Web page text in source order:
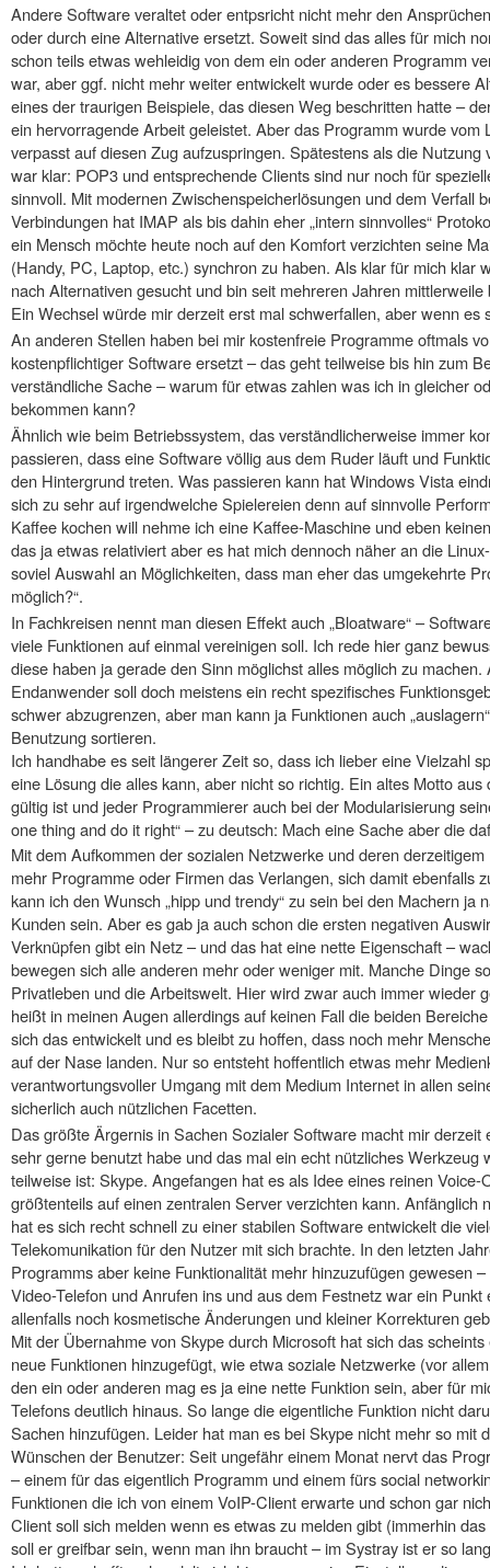
Andere Software veraltet oder entpsricht nicht mehr den
oder durch eine Alternative ersetzt. Soweit sind das alles für mich
schon teils etwas wehleidig von dem ein oder anderen Programm
war, aber ggf. nicht mehr weiter entwickelt wurde oder es bessere
eines der traurigen Beispiele, das diesen Weg beschritten hatte –
ein hervorragende Arbeit geleistet. Aber das Programm wurde vom
verpasst auf diesen Zug aufzuspringen. Spätestens als die
war klar: POP3 und entsprechende Clients sind nur noch für
sinnvoll. Mit modernen Zwischenspeicherlösungen und dem Verfall
Verbindungen hat IMAP als bis dahin eher „intern sinnvolles“
ein Mensch möchte heute noch auf den Komfort verzichten seine
(Handy, PC, Laptop, etc.) synchron zu haben. Als klar für mich klar
nach Alternativen gesucht und bin seit mehreren Jahren
Ein Wechsel würde mir derzeit erst mal schwerfallen, aber wenn es
An anderen Stellen haben bei mir kostenfreie Programme oftmals
kostenpflichtiger Software ersetzt – das geht teilweise bis hin zum
verständliche Sache – warum für etwas zahlen was ich in gleicher
bekommen kann?
Ähnlich wie beim Betriebssystem, das verständlicherweise immer
passieren, dass eine Software völlig aus dem Ruder läuft und
den Hintergrund treten. Was passieren kann hat Windows Vista
sich zu sehr auf irgendwelche Spielereien denn auf sinnvolle
Kaffee kochen will nehme ich eine Kaffee-Maschine und eben
das ja etwas relativiert aber es hat mich dennoch näher an die
soviel Auswahl an Möglichkeiten, dass man eher das umgekehrte
möglich?“.
In Fachkreisen nennt man diesen Effekt auch „Bloatware“ –
viele Funktionen auf einmal vereinigen soll. Ich rede hier ganz
diese haben ja gerade den Sinn möglichst alles möglich zu
Endanwender soll doch meistens ein recht spezifisches
schwer abzugrenzen, aber man kann ja Funktionen auch
Benutzung sortieren.
Ich handhabe es seit längerer Zeit so, dass ich lieber eine Vielzahl
eine Lösung die alles kann, aber nicht so richtig. Ein altes Motto
gültig ist und jeder Programmierer auch bei der Modularisierung
one thing and do it right“ – zu deutsch: Mach eine Sache aber die
Mit dem Aufkommen der sozialen Netzwerke und deren
mehr Programme oder Firmen das Verlangen, sich damit ebenfalls
kann ich den Wunsch „hipp und trendy“ zu sein bei den Machern ja
Kunden sein. Aber es gab ja auch schon die ersten negativen
Verknüpfen gibt ein Netz – und das hat eine nette Eigenschaft –
bewegen sich alle anderen mehr oder weniger mit. Manche Dinge
Privatleben und die Arbeitswelt. Hier wird zwar auch immer wieder
heißt in meinen Augen allerdings auf keinen Fall die beiden
sich das entwickelt und es bleibt zu hoffen, dass noch mehr
auf der Nase landen. Nur so entsteht hoffentlich etwas mehr
verantwortungsvoller Umgang mit dem Medium Internet in allen
sicherlich auch nützlichen Facetten.
Das größte Ärgernis in Sachen Sozialer Software macht mir derzeit
sehr gerne benutzt habe und das mal ein echt nützliches Werkzeug
teilweise ist: Skype. Angefangen hat es als Idee eines reinen Voice-
größtenteils auf einen zentralen Server verzichten kann. Anfänglich
hat es sich recht schnell zu einer stabilen Software entwickelt die
Telekomunikation für den Nutzer mit sich brachte. In den letzten
Programms aber keine Funktionalität mehr hinzuzufügen gewesen
Video-Telefon und Anrufen ins und aus dem Festnetz war ein
allenfalls noch kosmetische Änderungen und kleiner Korrekturen
Mit der Übernahme von Skype durch Microsoft hat sich das
neue Funktionen hinzugefügt, wie etwa soziale Netzwerke (vor
den ein oder anderen mag es ja eine nette Funktion sein, aber für
Telefons deutlich hinaus. So lange die eigentliche Funktion nicht
Sachen hinzufügen. Leider hat man es bei Skype nicht mehr so mit
Wünschen der Benutzer: Seit ungefähr einem Monat nervt das
– einem für das eigentlich Programm und einem fürs social
Funktionen die ich von einem VoIP-Client erwarte und schon gar
Client soll sich melden wenn es etwas zu melden gibt (immerhin
soll er greifbar sein, wenn man ihn braucht – im Systray ist er so